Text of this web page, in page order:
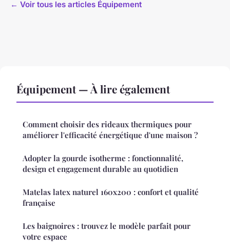
← Voir tous les articles Équipement
Équipement — À lire également
Comment choisir des rideaux thermiques pour
améliorer l'efficacité énergétique d'une maison ?
Adopter la gourde isotherme : fonctionnalité,
design et engagement durable au quotidien
Matelas latex naturel 160x200 : confort et qualité
française
Les baignoires : trouvez le modèle parfait pour
votre espace